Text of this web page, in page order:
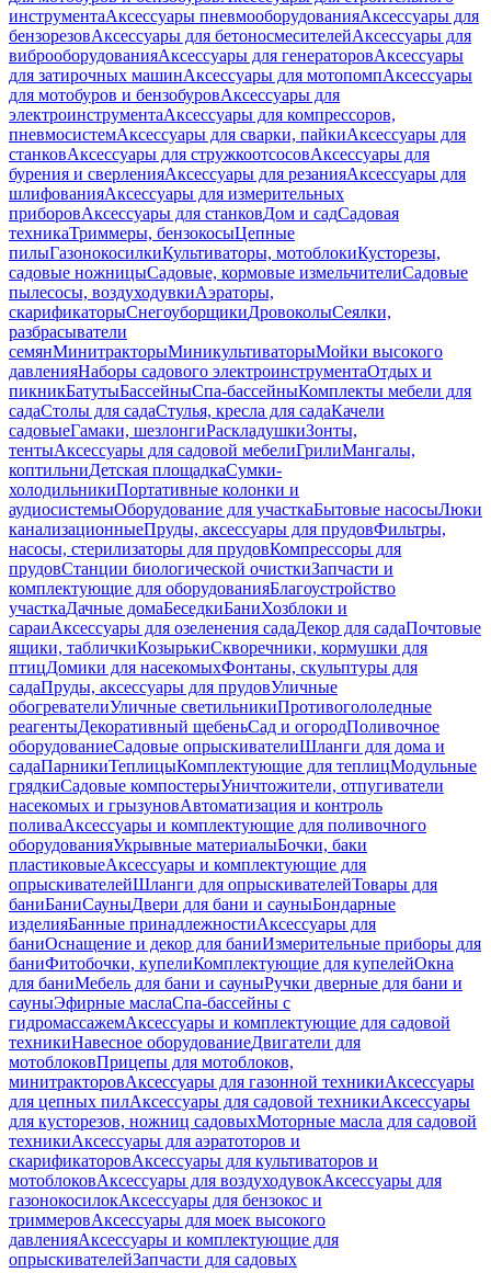
инструментаАксессуары пневмооборудованияАксессуары для
бензорезовАксессуары для бетоносмесителейАксессуары для
виброоборудованияАксессуары для генераторовАксессуары
для затирочных машинАксессуары для мотопомпАксессуары
для мотобуров и бензобуровАксессуары для
электроинструментаАксессуары для компрессоров,
пневмосистемАксессуары для сварки, пайкиАксессуары для
станковАксессуары для стружкоотсосовАксессуары для
бурения и сверленияАксессуары для резанияАксессуары для
шлифованияАксессуары для измерительных
приборовАксессуары для станковДом и садСадовая
техникаТриммеры, бензокосыЦепные
пилыГазонокосилкиКультиваторы, мотоблокиКусторезы,
садовые ножницыСадовые, кормовые измельчителиСадовые
пылесосы, воздуходувкиАэраторы,
скарификаторыСнегоуборщикиДровоколыСеялки,
разбрасыватели
семянМинитракторыМиникультиваторыМойки высокого
давленияНаборы садового электроинструментаОтдых и
пикникБатутыБассейныСпа-бассейныКомплекты мебели для
садаСтолы для садаСтулья, кресла для садаКачели
садовыеГамаки, шезлонгиРаскладушкиЗонты,
тентыАксессуары для садовой мебелиГрилиМангалы,
коптильниДетская площадкаСумки-
холодильникиПортативные колонки и
аудиосистемыОборудование для участкаБытовые насосыЛюки
канализационныеПруды, аксессуары для прудовФильтры,
насосы, стерилизаторы для прудовКомпрессоры для
прудовСтанции биологической очисткиЗапчасти и
комплектующие для оборудованияБлагоустройство
участкаДачные домаБеседкиБаниХозблоки и
сараиАксессуары для озеленения садаДекор для садаПочтовые
ящики, табличкиКозырькиСкворечники, кормушки для
птицДомики для насекомыхФонтаны, скульптуры для
садаПруды, аксессуары для прудовУличные
обогревателиУличные светильникиПротивогололедные
реагентыДекоративный щебеньСад и огородПоливочное
оборудованиеСадовые опрыскивателиШланги для дома и
садаПарникиТеплицыКомплектующие для теплицМодульные
грядкиСадовые компостерыУничтожители, отпугиватели
насекомых и грызуновАвтоматизация и контроль
поливаАксессуары и комплектующие для поливочного
оборудованияУкрывные материалыБочки, баки
пластиковыеАксессуары и комплектующие для
опрыскивателейШланги для опрыскивателейТовары для
баниБаниСауныДвери для бани и сауныБондарные
изделияБанные принадлежностиАксессуары для
баниОснащение и декор для баниИзмерительные приборы для
баниФитобочки, купелиКомплектующие для купелейОкна
для баниМебель для бани и сауныРучки дверные для бани и
сауныЭфирные маслаСпа-бассейны с
гидромассажемАксессуары и комплектующие для садовой
техникиНавесное оборудованиеДвигатели для
мотоблоковПрицепы для мотоблоков,
минитракторовАксессуары для газонной техникиАксессуары
для цепных пилАксессуары для садовой техникиАксессуары
для кусторезов, ножниц садовыхМоторные масла для садовой
техникиАксессуары для аэратоторов и
скарификаторовАксессуары для культиваторов и
мотоблоковАксессуары для воздуходувокАксессуары для
газонокосилокАксессуары для бензокос и
триммеровАксессуары для моек высокого
давленияАксессуары и комплектующие для
опрыскивателейЗапчасти для садовых